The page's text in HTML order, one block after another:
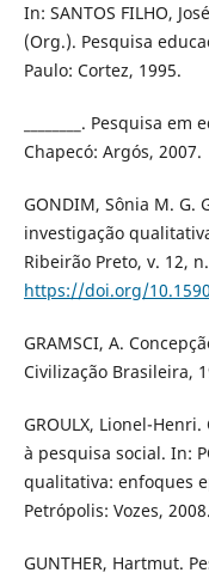
In: SANTOS FILHO,
(Org.). Pesquisa
Paulo: Cortez, 1995.
________. Pesquisa
Chapecó: Argós, 2007.
GONDIM, Sônia M. G.
investigação
Ribeirão Preto, v. 12,
https://doi.org/
GRAMSCI, A.
Civilização Brasileira,
GROULX, Lionel-
à pesquisa social. In:
qualitativa: enfoques
Petrópolis: Vozes, 2008.
GUNTHER, Hartmut.